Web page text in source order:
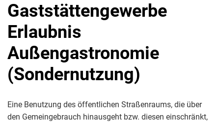
Gaststättengewerbe
Erlaubnis
Außengastronomie
(Sondernutzung)
Eine Benutzung des öffentlichen Straßenraums, die über
den Gemeingebrauch hinausgeht bzw. diesen einschränkt,